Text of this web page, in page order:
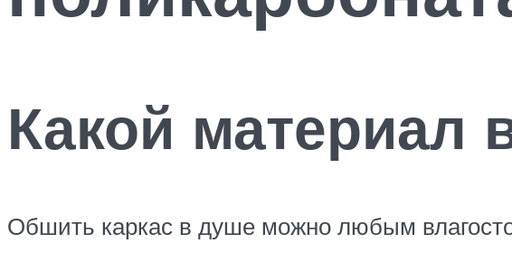
Какой материал
Обшить каркас в душе можно любым